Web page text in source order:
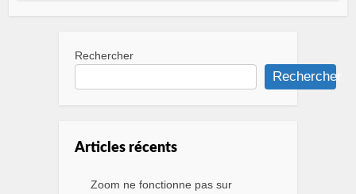
Rechercher
Rechercher
Articles récents
Zoom ne fonctionne pas sur